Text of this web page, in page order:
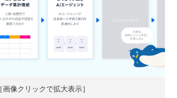
［画像クリックで拡大表示］